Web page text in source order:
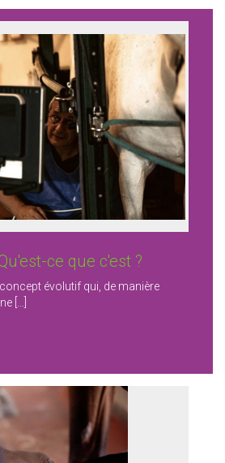
ce que c'est ?
évolutif qui, de manière
[…]